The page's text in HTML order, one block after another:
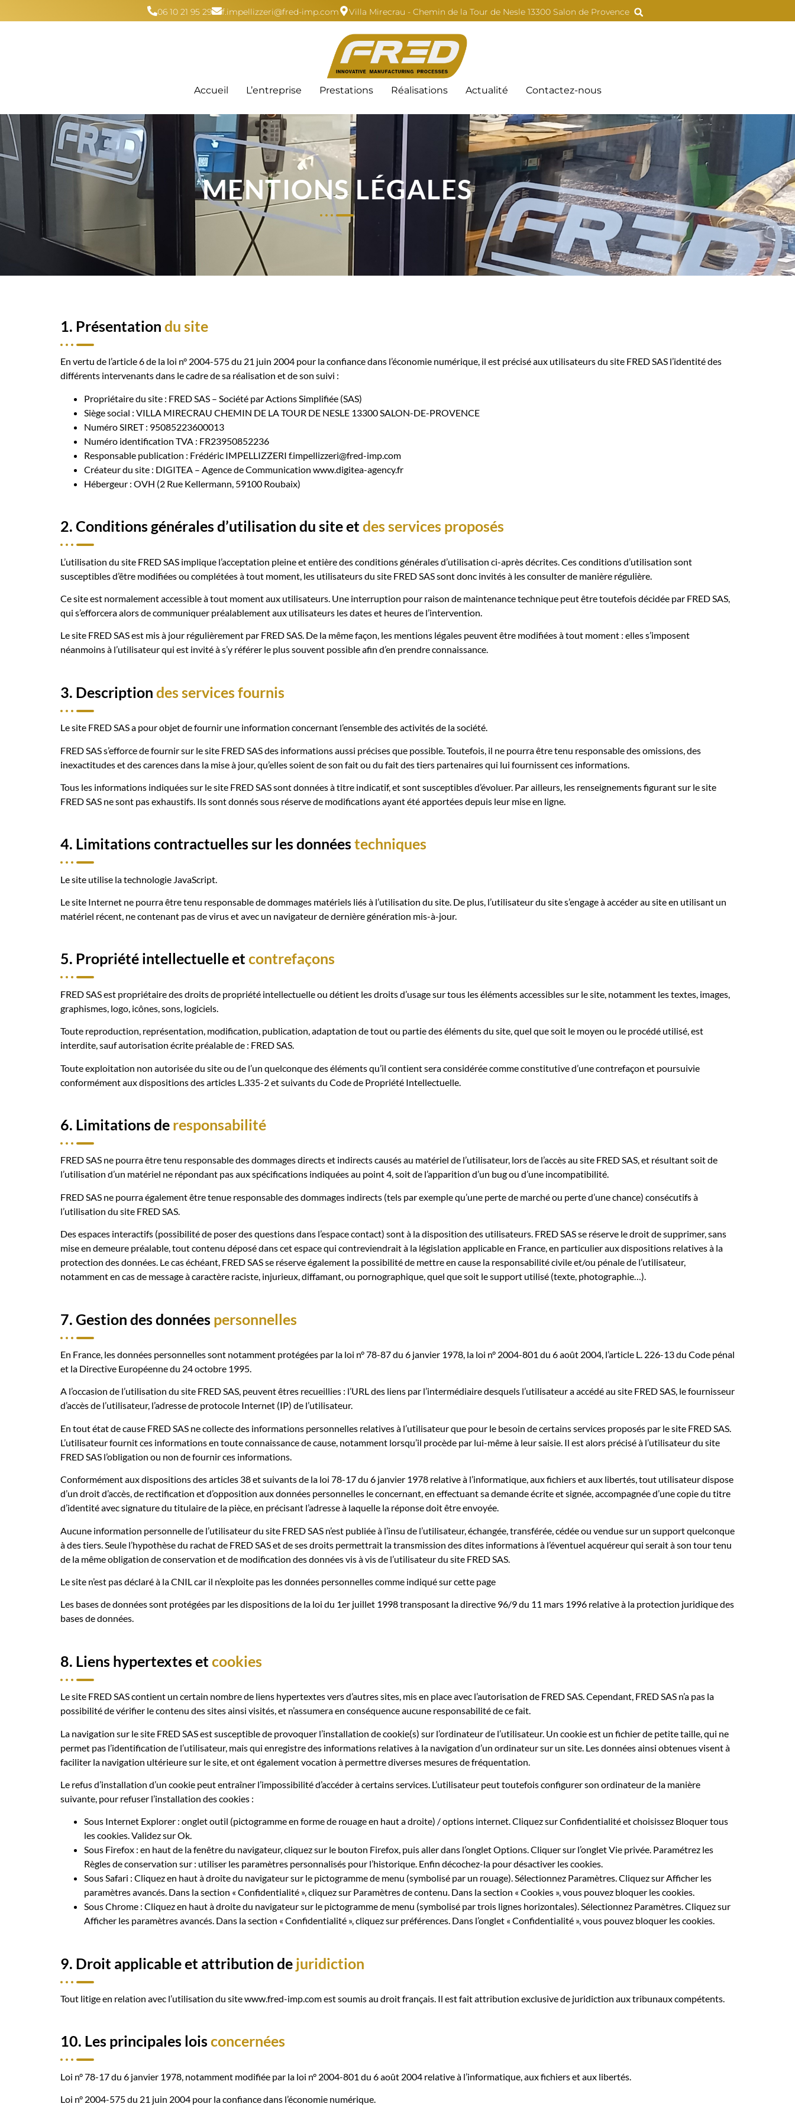
06 10 21 95 29 f.impellizzeri@fred-imp.com Villa Mirecrau - Chemin de la Tour de Nesle 13300 Salon de Provence
Accueil L’entreprise Prestations Réalisations Actualité Contactez-nous
MENTIONS LÉGALES
1. Présentation du site
En vertu de l’article 6 de la loi n° 2004-575 du 21 juin 2004 pour la confiance dans l’économie numérique, il est précisé aux utilisateurs du site FRED SAS l’identité des
différents intervenants dans le cadre de sa réalisation et de son suivi :
Propriétaire du site : FRED SAS – Société par Actions Simplifiée (SAS)
Siège social : VILLA MIRECRAU CHEMIN DE LA TOUR DE NESLE 13300 SALON-DE-PROVENCE
Numéro SIRET : 95085223600013
Numéro identification TVA : FR23950852236
Responsable publication : Frédéric IMPELLIZZERI f.impellizzeri@fred-imp.com
Créateur du site : DIGITEA – Agence de Communication www.digitea-agency.fr
Hébergeur : OVH (2 Rue Kellermann, 59100 Roubaix)
2. Conditions générales d’utilisation du site et des services proposés
L’utilisation du site FRED SAS implique l’acceptation pleine et entière des conditions générales d’utilisation ci-après décrites. Ces conditions d’utilisation sont
susceptibles d’être modifiées ou complétées à tout moment, les utilisateurs du site FRED SAS sont donc invités à les consulter de manière régulière.
Ce site est normalement accessible à tout moment aux utilisateurs. Une interruption pour raison de maintenance technique peut être toutefois décidée par FRED SAS,
qui s’efforcera alors de communiquer préalablement aux utilisateurs les dates et heures de l’intervention.
Le site FRED SAS est mis à jour régulièrement par FRED SAS. De la même façon, les mentions légales peuvent être modifiées à tout moment : elles s’imposent
néanmoins à l’utilisateur qui est invité à s’y référer le plus souvent possible afin d’en prendre connaissance.
3. Description des services fournis
Le site FRED SAS a pour objet de fournir une information concernant l’ensemble des activités de la société.
FRED SAS s’efforce de fournir sur le site FRED SAS des informations aussi précises que possible. Toutefois, il ne pourra être tenu responsable des omissions, des
inexactitudes et des carences dans la mise à jour, qu’elles soient de son fait ou du fait des tiers partenaires qui lui fournissent ces informations.
Tous les informations indiquées sur le site FRED SAS sont données à titre indicatif, et sont susceptibles d’évoluer. Par ailleurs, les renseignements figurant sur le site
FRED SAS ne sont pas exhaustifs. Ils sont donnés sous réserve de modifications ayant été apportées depuis leur mise en ligne.
4. Limitations contractuelles sur les données techniques
Le site utilise la technologie JavaScript.
Le site Internet ne pourra être tenu responsable de dommages matériels liés à l’utilisation du site. De plus, l’utilisateur du site s’engage à accéder au site en utilisant un
matériel récent, ne contenant pas de virus et avec un navigateur de dernière génération mis-à-jour.
5. Propriété intellectuelle et contrefaçons
FRED SAS est propriétaire des droits de propriété intellectuelle ou détient les droits d’usage sur tous les éléments accessibles sur le site, notamment les textes, images,
graphismes, logo, icônes, sons, logiciels.
Toute reproduction, représentation, modification, publication, adaptation de tout ou partie des éléments du site, quel que soit le moyen ou le procédé utilisé, est
interdite, sauf autorisation écrite préalable de : FRED SAS.
Toute exploitation non autorisée du site ou de l’un quelconque des éléments qu’il contient sera considérée comme constitutive d’une contrefaçon et poursuivie
conformément aux dispositions des articles L.335-2 et suivants du Code de Propriété Intellectuelle.
6. Limitations de responsabilité
FRED SAS ne pourra être tenu responsable des dommages directs et indirects causés au matériel de l’utilisateur, lors de l’accès au site FRED SAS, et résultant soit de
l’utilisation d’un matériel ne répondant pas aux spécifications indiquées au point 4, soit de l’apparition d’un bug ou d’une incompatibilité.
FRED SAS ne pourra également être tenue responsable des dommages indirects (tels par exemple qu’une perte de marché ou perte d’une chance) consécutifs à
l’utilisation du site FRED SAS.
Des espaces interactifs (possibilité de poser des questions dans l’espace contact) sont à la disposition des utilisateurs. FRED SAS se réserve le droit de supprimer, sans
mise en demeure préalable, tout contenu déposé dans cet espace qui contreviendrait à la législation applicable en France, en particulier aux dispositions relatives à la
protection des données. Le cas échéant, FRED SAS se réserve également la possibilité de mettre en cause la responsabilité civile et/ou pénale de l’utilisateur,
notamment en cas de message à caractère raciste, injurieux, diffamant, ou pornographique, quel que soit le support utilisé (texte, photographie…).
7. Gestion des données personnelles
En France, les données personnelles sont notamment protégées par la loi n° 78-87 du 6 janvier 1978, la loi n° 2004-801 du 6 août 2004, l’article L. 226-13 du Code pénal
et la Directive Européenne du 24 octobre 1995.
A l’occasion de l’utilisation du site FRED SAS, peuvent êtres recueillies : l’URL des liens par l’intermédiaire desquels l’utilisateur a accédé au site FRED SAS, le fournisseur
d’accès de l’utilisateur, l’adresse de protocole Internet (IP) de l’utilisateur.
En tout état de cause FRED SAS ne collecte des informations personnelles relatives à l’utilisateur que pour le besoin de certains services proposés par le site FRED SAS.
L’utilisateur fournit ces informations en toute connaissance de cause, notamment lorsqu’il procède par lui-même à leur saisie. Il est alors précisé à l’utilisateur du site
FRED SAS l’obligation ou non de fournir ces informations.
Conformément aux dispositions des articles 38 et suivants de la loi 78-17 du 6 janvier 1978 relative à l’informatique, aux fichiers et aux libertés, tout utilisateur dispose
d’un droit d’accès, de rectification et d’opposition aux données personnelles le concernant, en effectuant sa demande écrite et signée, accompagnée d’une copie du titre
d’identité avec signature du titulaire de la pièce, en précisant l’adresse à laquelle la réponse doit être envoyée.
Aucune information personnelle de l’utilisateur du site FRED SAS n’est publiée à l’insu de l’utilisateur, échangée, transférée, cédée ou vendue sur un support quelconque
à des tiers. Seule l’hypothèse du rachat de FRED SAS et de ses droits permettrait la transmission des dites informations à l’éventuel acquéreur qui serait à son tour tenu
de la même obligation de conservation et de modification des données vis à vis de l’utilisateur du site FRED SAS.
Le site n’est pas déclaré à la CNIL car il n’exploite pas les données personnelles comme indiqué sur cette page
Les bases de données sont protégées par les dispositions de la loi du 1er juillet 1998 transposant la directive 96/9 du 11 mars 1996 relative à la protection juridique des
bases de données.
8. Liens hypertextes et cookies
Le site FRED SAS contient un certain nombre de liens hypertextes vers d’autres sites, mis en place avec l’autorisation de FRED SAS. Cependant, FRED SAS n’a pas la
possibilité de vérifier le contenu des sites ainsi visités, et n’assumera en conséquence aucune responsabilité de ce fait.
La navigation sur le site FRED SAS est susceptible de provoquer l’installation de cookie(s) sur l’ordinateur de l’utilisateur. Un cookie est un fichier de petite taille, qui ne
permet pas l’identification de l’utilisateur, mais qui enregistre des informations relatives à la navigation d’un ordinateur sur un site. Les données ainsi obtenues visent à
faciliter la navigation ultérieure sur le site, et ont également vocation à permettre diverses mesures de fréquentation.
Le refus d’installation d’un cookie peut entraîner l’impossibilité d’accéder à certains services. L’utilisateur peut toutefois configurer son ordinateur de la manière
suivante, pour refuser l’installation des cookies :
Sous Internet Explorer : onglet outil (pictogramme en forme de rouage en haut a droite) / options internet. Cliquez sur Confidentialité et choisissez Bloquer tous
les cookies. Validez sur Ok.
Sous Firefox : en haut de la fenêtre du navigateur, cliquez sur le bouton Firefox, puis aller dans l’onglet Options. Cliquer sur l’onglet Vie privée. Paramétrez les
Règles de conservation sur : utiliser les paramètres personnalisés pour l’historique. Enfin décochez-la pour désactiver les cookies.
Sous Safari : Cliquez en haut à droite du navigateur sur le pictogramme de menu (symbolisé par un rouage). Sélectionnez Paramètres. Cliquez sur Afficher les
paramètres avancés. Dans la section « Confidentialité », cliquez sur Paramètres de contenu. Dans la section « Cookies », vous pouvez bloquer les cookies.
Sous Chrome : Cliquez en haut à droite du navigateur sur le pictogramme de menu (symbolisé par trois lignes horizontales). Sélectionnez Paramètres. Cliquez sur
Afficher les paramètres avancés. Dans la section « Confidentialité », cliquez sur préférences. Dans l’onglet « Confidentialité », vous pouvez bloquer les cookies.
9. Droit applicable et attribution de juridiction
Tout litige en relation avec l’utilisation du site www.fred-imp.com est soumis au droit français. Il est fait attribution exclusive de juridiction aux tribunaux compétents.
10. Les principales lois concernées
Loi n° 78-17 du 6 janvier 1978, notamment modifiée par la loi n° 2004-801 du 6 août 2004 relative à l’informatique, aux fichiers et aux libertés.
Loi n° 2004-575 du 21 juin 2004 pour la confiance dans l’économie numérique.